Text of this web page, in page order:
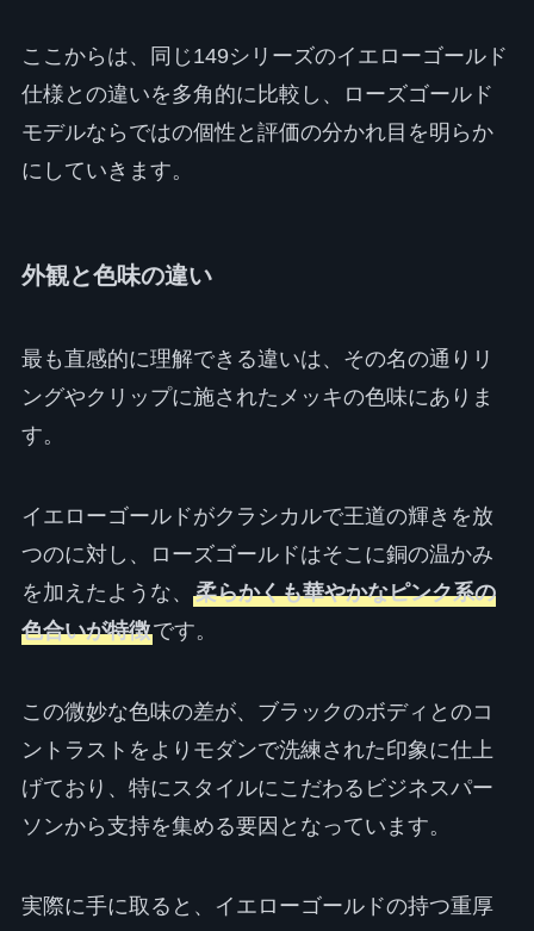
ここからは、同じ149シリーズのイエローゴールド
仕様との違いを多角的に比較し、ローズゴールド
モデルならではの個性と評価の分かれ目を明らか
にしていきます。
外観と色味の違い
最も直感的に理解できる違いは、その名の通りリ
ングやクリップに施されたメッキの色味にありま
す。
イエローゴールドがクラシカルで王道の輝きを放
つのに対し、ローズゴールドはそこに銅の温かみ
を加えたような、 柔らかくも華やかなピンク系の
色合いが特徴です。
この微妙な色味の差が、ブラックのボディとのコ
ントラストをよりモダンで洗練された印象に仕上
げており、特にスタイルにこだわるビジネスパー
ソンから支持を集める要因となっています。
実際に手に取ると、イエローゴールドの持つ重厚